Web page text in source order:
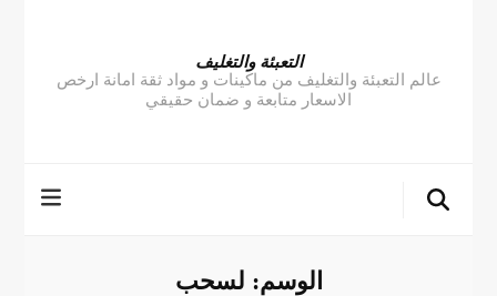
التعبئة والتغليف
عالم التعبئة والتغليف من ماكينات و مواد ثقة امانة ارخص
الاسعار متابعة و ضمان حقيقي
الوسم: لسحب